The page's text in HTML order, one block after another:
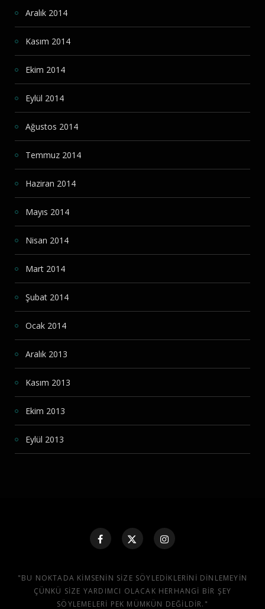
Aralık 2014
Kasım 2014
Ekim 2014
Eylül 2014
Ağustos 2014
Temmuz 2014
Haziran 2014
Mayıs 2014
Nisan 2014
Mart 2014
Şubat 2014
Ocak 2014
Aralık 2013
Kasım 2013
Ekim 2013
Eylül 2013
"BU NOKTADA KIMSENIN SIZE SÖYLEDIKLERINI DINLEMEYIN
ÇÜNKÜ SIZE YARDIMCI OLACAK HERHANGI BIR ŞEY
SÖYLEMELERI PEK MÜMKÜN DEĞILDIR."